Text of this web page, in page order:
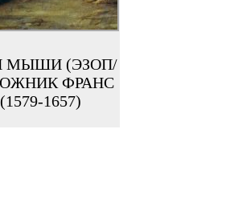
МЫШИ (ЭЗОП/
ФРАНС
1657)